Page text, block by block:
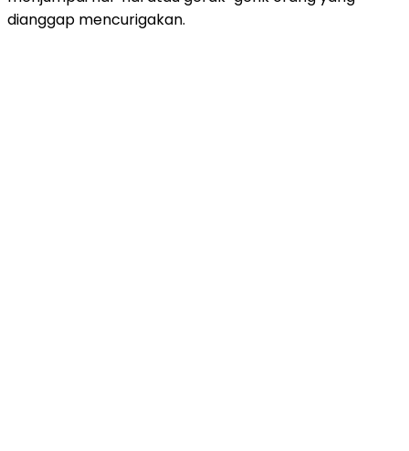
dianggap mencurigakan.